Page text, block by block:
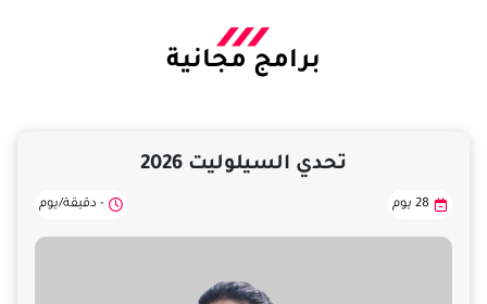
برامج مجانية
تحدي السيلوليت 2026
28 يوم - دقيقة/يوم